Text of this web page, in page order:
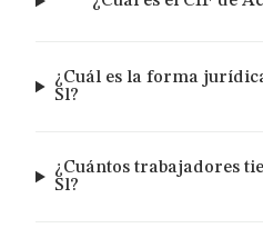
¿Cuál es la forma
Sl?
¿Cuántos trabajadores
Sl?